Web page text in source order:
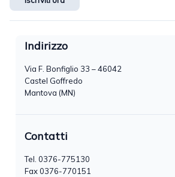
Indirizzo
Via F. Bonfiglio 33 – 46042
Castel Goffredo
Mantova (MN)
Contatti
Tel. 0376-775130
Fax 0376-770151